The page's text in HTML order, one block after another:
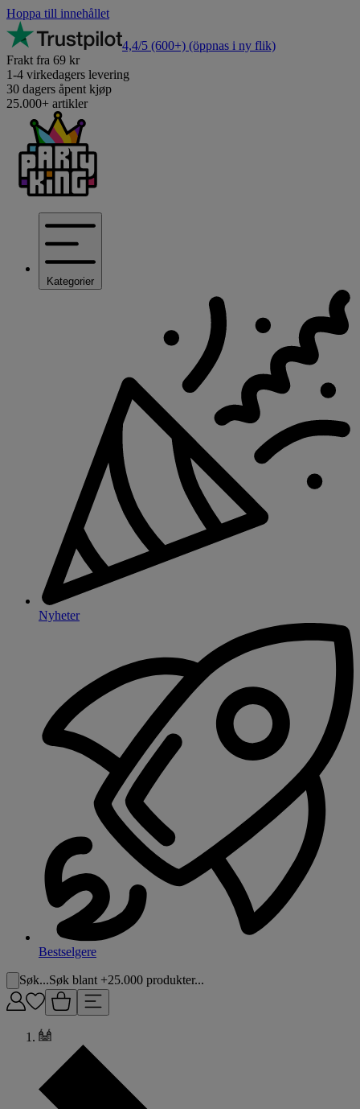
Hoppa till innehållet
4,4/5 (600+) (öppnas i ny flik)
Frakt fra 69 kr
1-4 virkedagers levering
30 dagers åpent kjøp
25.000+ artikler
Kategorier
Nyheter
Bestselgere
Søk...Søk blant +25.000 produkter...